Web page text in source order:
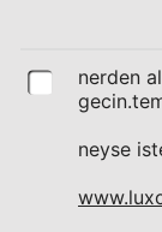
nerden
neyse